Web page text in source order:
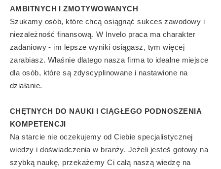
AMBITNYCH I ZMOTYWOWANYCH
Szukamy osób, które chcą osiągnąć sukces zawodowy i
niezależność finansową. W Invelo praca ma charakter
zadaniowy - im lepsze wyniki osiągasz, tym więcej
zarabiasz. Właśnie dlatego nasza firma to idealne miejsce
dla osób, które są zdyscyplinowane i nastawione na
działanie.
CHĘTNYCH DO NAUKI I CIĄGŁEGO PODNOSZENIA
KOMPETENCJI
Na starcie nie oczekujemy od Ciebie specjalistycznej
wiedzy i doświadczenia w branży. Jeżeli jesteś gotowy na
szybką naukę, przekażemy Ci całą naszą wiedzę na